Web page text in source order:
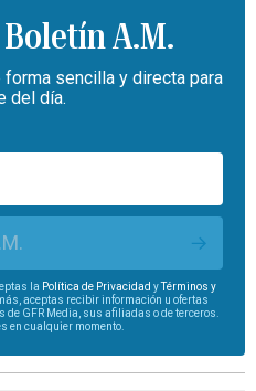
Boletín A.M.
sencilla y directa para
del día.
la Política de Privacidad yTérminos y
aceptas recibir información u ofertas
GFR Media, sus afiliadas o de terceros.
en cualquier momento.